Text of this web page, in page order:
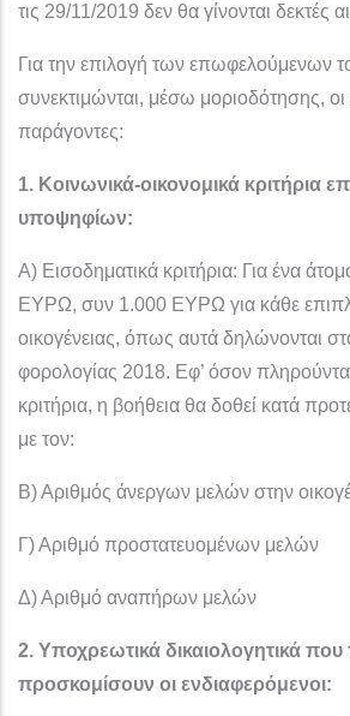
τις 29/11/2019 δεν θα γίνονται δεκτές
Για την επιλογή των επωφελούμενων
συνεκτιμώνται, μέσω μοριοδότησης,
παράγοντες:
1. Κοινωνικά-οικονομικά κριτήρια
υποψηφίων:
Α) Εισοδηματικά κριτήρια: Για ένα
ΕΥΡΩ, συν 1.000 ΕΥΡΩ για κάθε
οικογένειας, όπως αυτά δηλώνονται
φορολογίας 2018. Εφ’ όσον
κριτήρια, η βοήθεια θα δοθεί κατά
με τον:
Β) Αριθμός άνεργων μελών στην
Γ) Αριθμό προστατευομένων μελών
Δ) Αριθμό αναπήρων μελών
2. Υποχρεωτικά δικαιολογητικά που
προσκομίσουν οι ενδιαφερόμενοι: